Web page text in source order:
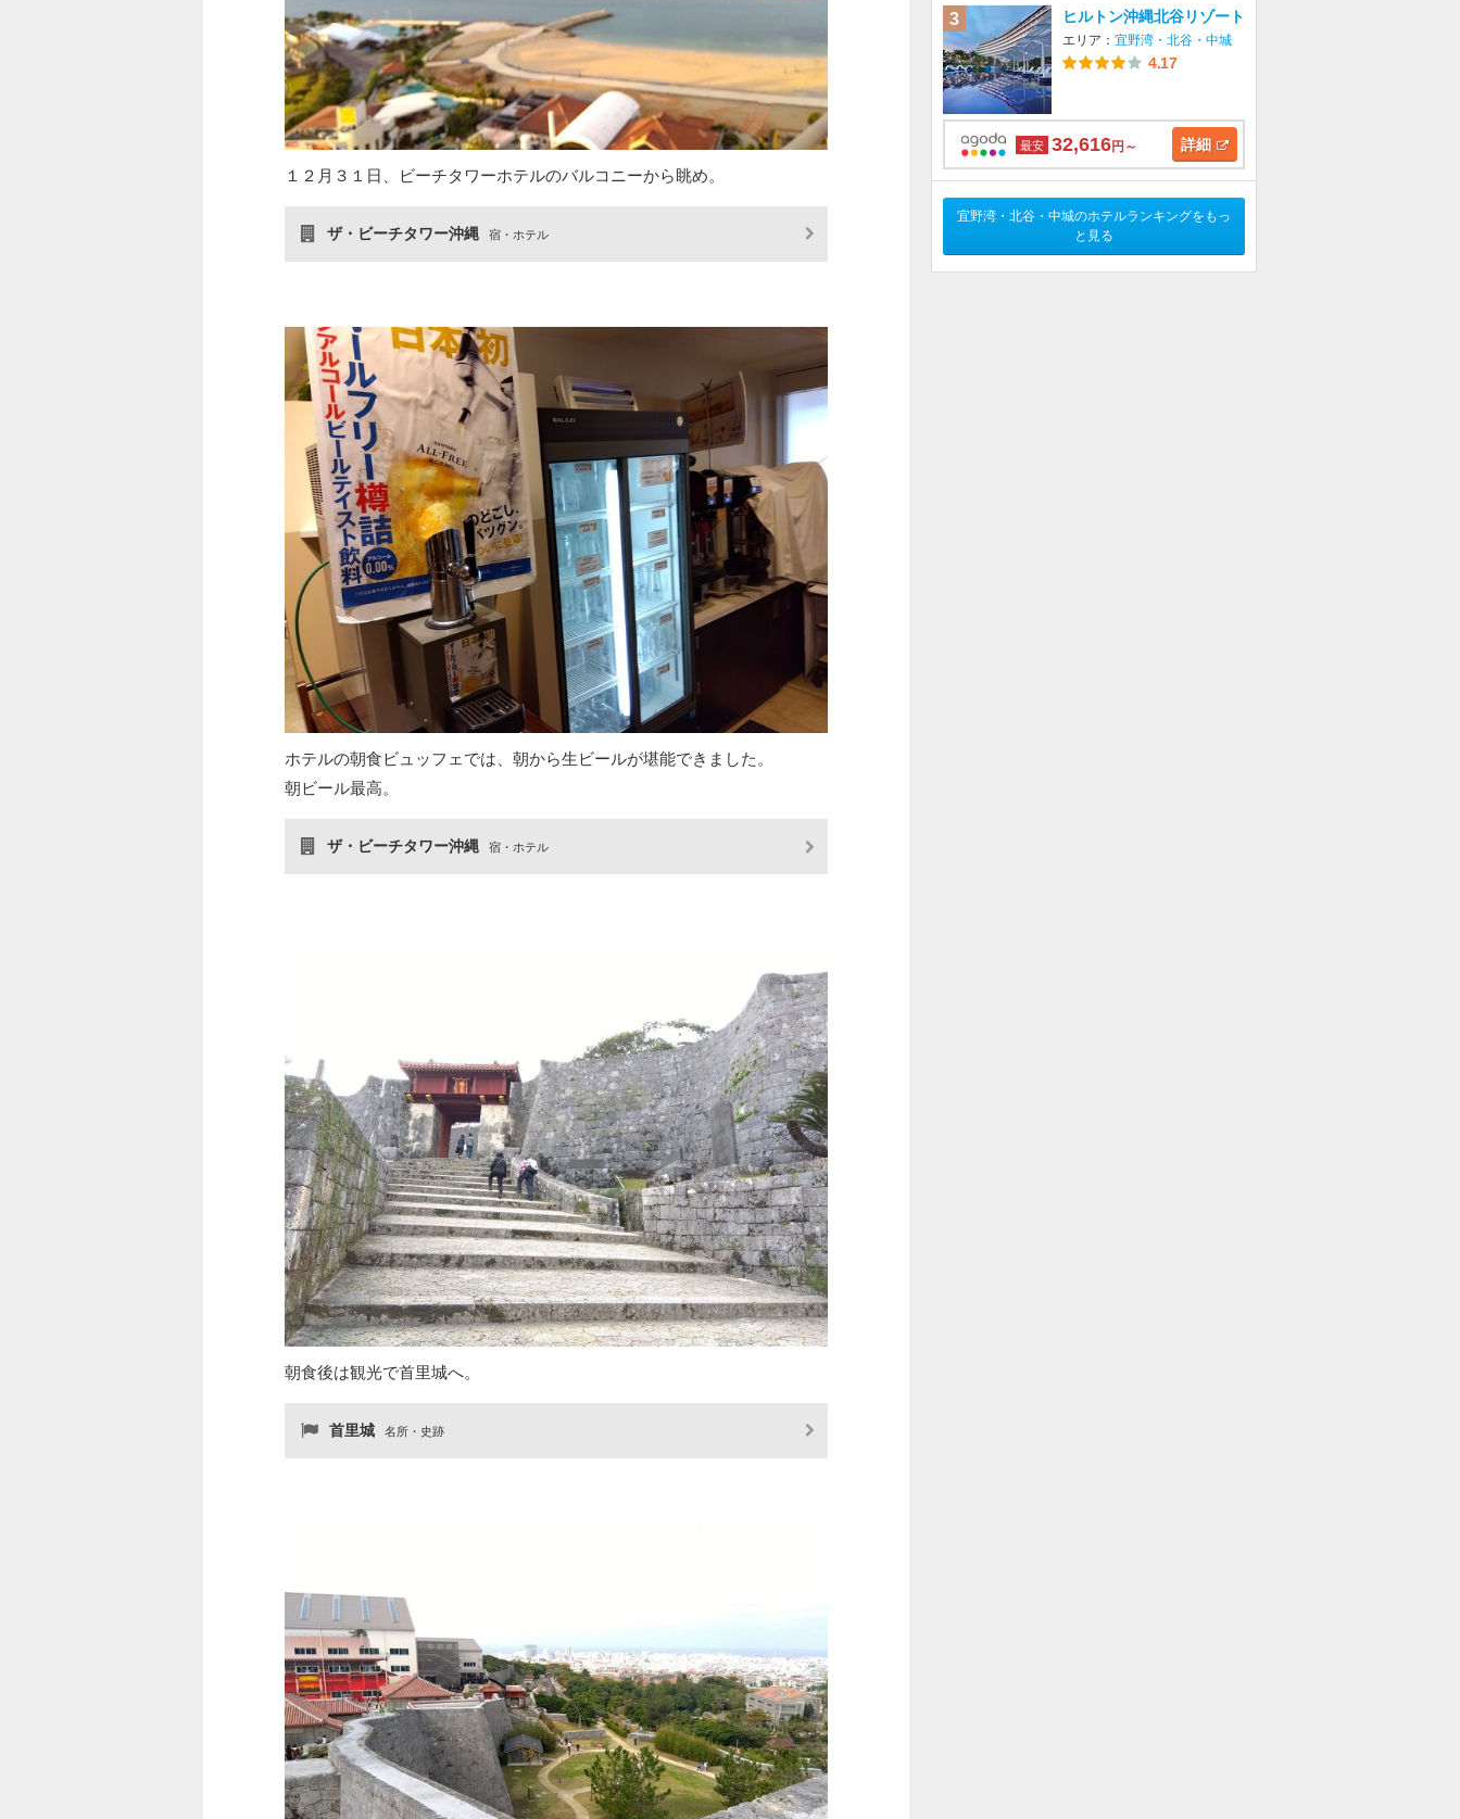
１２月３１日、ビーチタワーホテルのバルコニーから眺め。
ザ・ビーチタワー沖縄 宿・ホテル
ホテルの朝食ビュッフェでは、朝から生ビールが堪能できました。
朝ビール最高。
ザ・ビーチタワー沖縄 宿・ホテル
朝食後は観光で首里城へ。
首里城 名所・史跡
3 ヒルトン沖縄北谷リゾート
エリア： 宜野湾・北谷・中城
4.17
最安 32,616円～ 詳細
宜野湾・北谷・中城のホテルランキングをもっ
と見る